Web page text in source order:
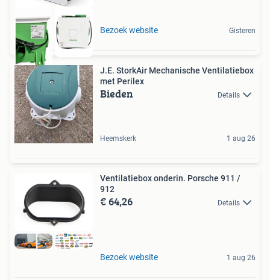
Bezoek website Gisteren
J.E. StorkAir Mechanische Ventilatiebox
met Perilex
Bieden Details
Heemskerk 1 aug 26
Ventilatiebox onderin. Porsche 911 /
912
€ 64,26 Details
Bezoek website 1 aug 26